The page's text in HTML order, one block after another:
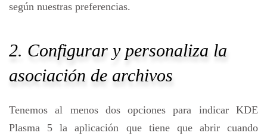
según nuestras preferencias.
2. Configurar y personaliza la
asociación de archivos
Tenemos al menos dos opciones para indicar KDE
Plasma 5 la aplicación que tiene que abrir cuando